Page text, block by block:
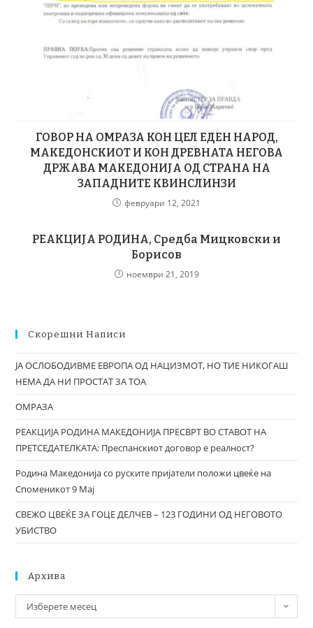
ГОВОР НА ОМРАЗА КОН ЦЕЛ ЕДЕН НАРОД,
МАКЕДОНСКИОТ И КОН ДРЕВНАТА НЕГОВА
ДРЖАВА МАКЕДОНИЈА ОД СТРАНА НА
ЗАПАДНИТЕ КВИНСЛИНЗИ
февруари 12, 2021
РЕАКЦИЈА РОДИНА, Средба Мицковски и
Борисов
ноември 21, 2019
Скорешни Написи
ЈА ОСЛОБОДИВМЕ ЕВРОПА ОД НАЦИЗМОТ, НО ТИЕ НИКОГАШ
НЕМА ДА НИ ПРОСТАТ ЗА ТОА
ОМРАЗА
РЕАКЦИЈА РОДИНА МАКЕДОНИЈА ПРЕСВРТ ВО СТАВОТ НА
ПРЕТСЕДАТЕЛКАТА: Преспанскиот договор е реалност?
Родина Македонија со руските пријатели положи цвеќе на
Споменикот 9 Мај
СВЕЖО ЦВЕЌЕ ЗА ГОЦЕ ДЕЛЧЕВ – 123 ГОДИНИ ОД НЕГОВОТО
УБИСТВО
Архива
Изберете месец